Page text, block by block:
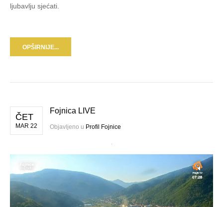
ljubavlju sjećati.
OPŠIRNIJE...
ČET
MAR 22
Fojnica LIVE
Objavljeno u Profil Fojnice